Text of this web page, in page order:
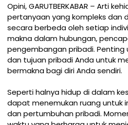
Opini, GARUTBERKABAR – Arti
pertanyaan yang kompleks dan
secara berbeda oleh setiap
makna dalam hubungan,
pengembangan pribadi. Penting
dan tujuan pribadi Anda untuk
bermakna bagi diri Anda sendiri.
Seperti halnya hidup di dalam
dapat menemukan ruang untuk
dan pertumbuhan pribadi.